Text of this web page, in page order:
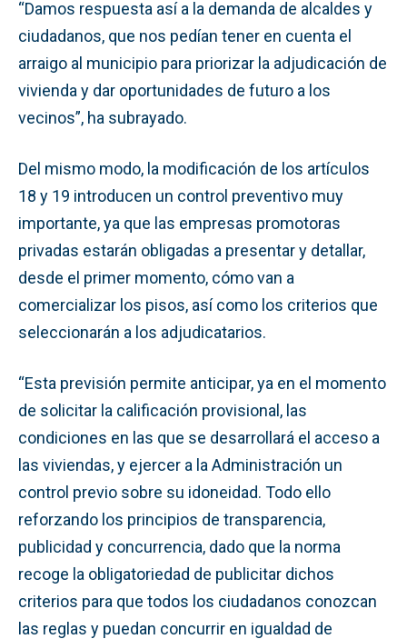
“Damos respuesta así a la demanda de alcaldes y
ciudadanos, que nos pedían tener en cuenta el
arraigo al municipio para priorizar la adjudicación de
vivienda y dar oportunidades de futuro a los
vecinos”, ha subrayado.
Del mismo modo, la modificación de los artículos
18 y 19 introducen un control preventivo muy
importante, ya que las empresas promotoras
privadas estarán obligadas a presentar y detallar,
desde el primer momento, cómo van a
comercializar los pisos, así como los criterios que
seleccionarán a los adjudicatarios.
“Esta previsión permite anticipar, ya en el momento
de solicitar la calificación provisional, las
condiciones en las que se desarrollará el acceso a
las viviendas, y ejercer a la Administración un
control previo sobre su idoneidad. Todo ello
reforzando los principios de transparencia,
publicidad y concurrencia, dado que la norma
recoge la obligatoriedad de publicitar dichos
criterios para que todos los ciudadanos conozcan
las reglas y puedan concurrir en igualdad de